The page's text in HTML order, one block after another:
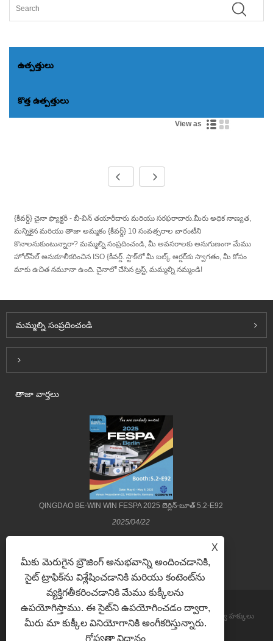
ఉత్పత్తులు
కొత్త ఉత్పత్తులు
View as
{కీవర్డ్} చైనా ఫ్యాక్టరీ - బీ-విన్ తయారీదారు మరియు సరఫరాదారు.మీరు అధిక నాణ్యత,
మన్నికైన మరియు తాజా అమ్మకం {కీవర్డ్} 10 సంవత్సరాల వారంటీని
కొనాలనుకుంటున్నారా? మమ్మల్ని సంప్రదించండి, మీ అవసరాలకు అనుగుణంగా మేము
హోల్‌సేల్ అనుకూలీకరించిన ISO {కీవర్డ్. స్టాక్‌లో మీ బల్క్ ఆర్డర్‌కు స్వాగతం, మీ కోసం
మాకు ఉచిత నమూనా ఉంది. చైనాలో చేసిన ట్రస్ట్, మమ్మల్ని నమ్మండి!
మమ్మల్ని సంప్రదించండి
Inquiry For Pricelist
తాజా వార్తలు
QINGDAO BE-WIN WIN FESPA 2025 బెర్లిన్-బూత్ 5.2-E92
2025/04/22
కాపీరైట్ © 2022 Qingdao Be-Win Industrial & Trade Co., Ltd. సర్వ హక్కులు
ప్రత్యేకించబడ్డాయి.
X
మీకు మెరుగైన బ్రౌజింగ్ అనుభవాన్ని అందించడానికి,
సైట్ ట్రాఫిక్‌ను విశ్లేషించడానికి మరియు కంటెంట్‌ను
వ్యక్తిగతీకరించడానికి మేము కుక్కీలను
ఉపయోగిస్తాము. ఈ సైట్‌ని ఉపయోగించడం ద్వారా,
మీరు మా కుక్కీల వినియోగానికి అంగీకరిస్తున్నారు.
గోప్యతా విధానం